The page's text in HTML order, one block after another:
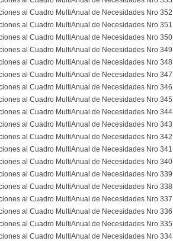
al Cuadro MultiAnual de Necesidades Nro 352
al Cuadro MultiAnual de Necesidades Nro 351
al Cuadro MultiAnual de Necesidades Nro 350
al Cuadro MultiAnual de Necesidades Nro 349
al Cuadro MultiAnual de Necesidades Nro 348
al Cuadro MultiAnual de Necesidades Nro 347
al Cuadro MultiAnual de Necesidades Nro 346
al Cuadro MultiAnual de Necesidades Nro 345
al Cuadro MultiAnual de Necesidades Nro 344
al Cuadro MultiAnual de Necesidades Nro 343
al Cuadro MultiAnual de Necesidades Nro 342
al Cuadro MultiAnual de Necesidades Nro 341
al Cuadro MultiAnual de Necesidades Nro 340
al Cuadro MultiAnual de Necesidades Nro 339
al Cuadro MultiAnual de Necesidades Nro 338
al Cuadro MultiAnual de Necesidades Nro 337
al Cuadro MultiAnual de Necesidades Nro 336
al Cuadro MultiAnual de Necesidades Nro 335
al Cuadro MultiAnual de Necesidades Nro 334